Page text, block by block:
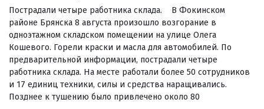
Пострадали четыре работника склада. В Фокинском
районе Брянска 8 августа произошло возгорание в
одноэтажном складском помещении на улице Олега
Кошевого. Горели краски и масла для автомобилей. По
предварительной информации, пострадали четыре
работника склада. На месте работали более 50 сотрудников
и 17 единиц техники, силы и средства наращивались.
Позднее к тушению было привлечено около 80